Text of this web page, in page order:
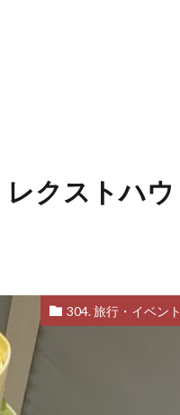
レクストハウ
304. 旅行・イベント